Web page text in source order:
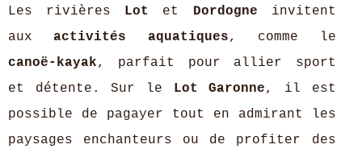
Les rivières Lot et Dordogne invitent
auxactivités aquatiques, comme le
canoë-kayak, parfait pour allier sport
et détente. Sur le Lot Garonne, il est
possible de pagayer tout en admirant les
paysages enchanteurs ou de profiter des